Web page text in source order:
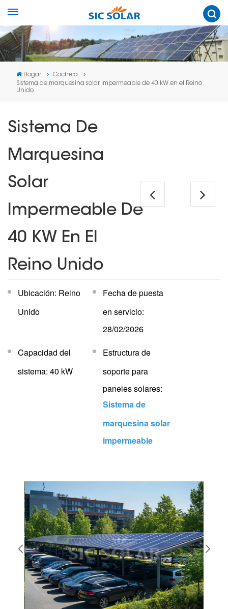
Hogar
Cochera
Sistema de marquesina solar impermeable de 40 kW en el Reino
Unido
Sistema De
Marquesina
Solar
Impermeable De
40 KW En El
Reino Unido
Ubicación: Reino
Unido
Fecha de puesta
en servicio:
28/02/2026
Capacidad del
sistema: 40 kW
Estructura de
soporte para
paneles solares:
Sistema de
marquesina solar
impermeable